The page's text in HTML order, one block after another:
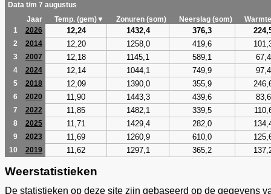
Data t/m 7 augustus
Jaar
Temp. (gem)▼ Zonuren (som) Neerslag (som)
1
2026 12,24 1432,4 376,3
2 2014 12,20 1258,0 419,6
3 2007 12,18 1145,1 589,1 67,4
4 2024 12,14 1044,1 749,9 97,4
5 2018 12,09 1390,0 355,9
6 2020 11,90 1443,3 439,6 83,6
7 2022 11,85 1482,1 339,5
8 2025 11,71 1429,4 282,0
9 2023 11,69 1260,9 610,0
10 2019 11,62 1297,1 365,2
Weerstatistieken
De statistieken op deze site zijn gebaseerd op de gegevens